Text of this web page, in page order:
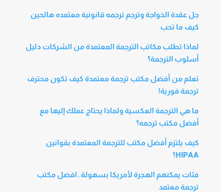
حِل عقدة الخواجة وترجم ترجمه قانونية معتمده هالحين
كيف ما تحب
لماذا تطلب مكاتب الترجمة المعتمدة من الشركات دليل
أسلوب الترجمة؟
تعلم من أفضل مكتب ترجمة معتمدة كيف تكون محترف
ترجمة فورية!
ما هي الترجمة العكسية ولماذا يحتاج عملك إليها مع
أفضل مكتب ترجمه؟
كيف يلتزم أفضل مكتب للترجمة المعتمدة بقوانين
HIPAA؟
فئات يمكنهم الهجرة لأمريكا بسهولة..افضل مكتب
ترجمة معتمد